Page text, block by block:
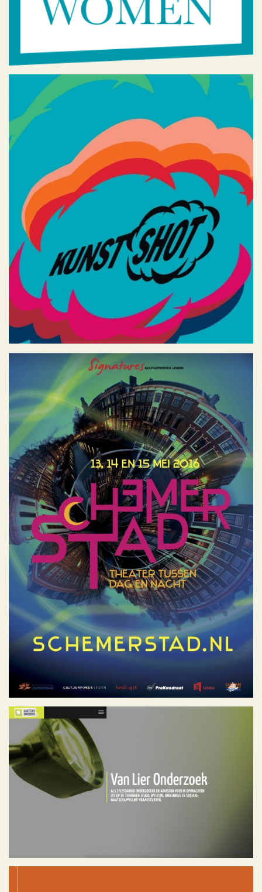
Kunstshot 2010 t/m 2016
Geen categorie
Schemerstad 2014, 2015 en
2016
Geen categorie
Léon van Lier
Geen categorie